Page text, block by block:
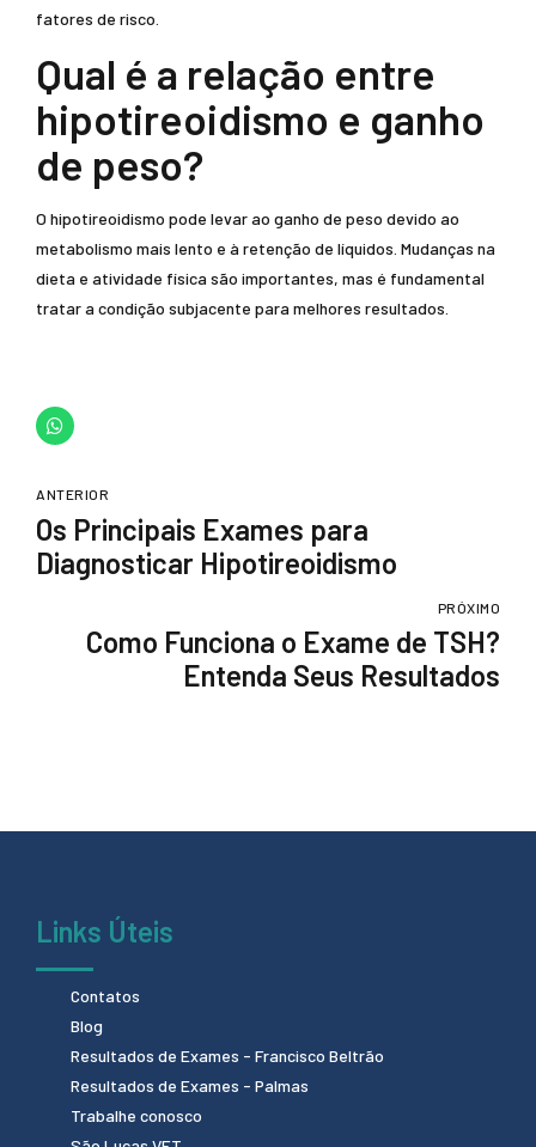
fatores de risco.
Qual é a relação entre
hipotireoidismo e ganho
de peso?
O hipotireoidismo pode levar ao ganho de peso devido ao
metabolismo mais lento e à retenção de líquidos. Mudanças na
dieta e atividade física são importantes, mas é fundamental
tratar a condição subjacente para melhores resultados.
ANTERIOR
Os Principais Exames para
Diagnosticar Hipotireoidismo
PRÓXIMO
Como Funciona o Exame de TSH?
Entenda Seus Resultados
Links Úteis
Contatos
Blog
Resultados de Exames - Francisco Beltrão
Resultados de Exames - Palmas
Trabalhe conosco